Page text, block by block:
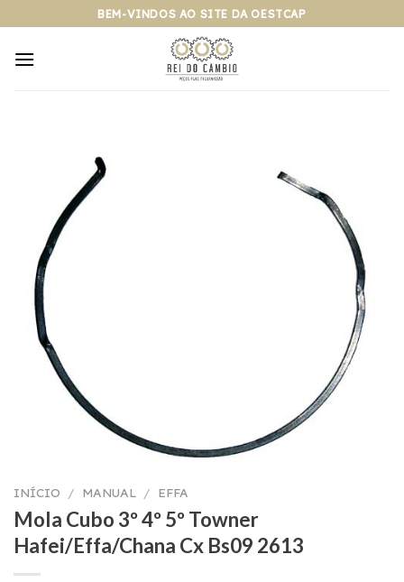
para
BEM-VINDOS AO SITE DA OESTCAP
INÍCIO / MANUAL / EFFA
Mola Cubo 3º 4º 5º Towner
Hafei/Effa/Chana Cx Bs09 2613